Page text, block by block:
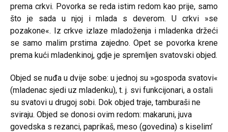
prema crkvi. Povorka se reda istim redom kao prije, samo
što je sada u njoj i mlada s deverom. U crkvi »se
pozakone«. Iz crkve izlaze mladoženja i mladenka držeći
se samo malim prstima zajedno. Opet se povorka krene
prema kući mladenkinoj, gdje je spremljen svatovski objed.
Objed se nuđa u dvije sobe: u jednoj su »gospoda svatovi«
(mladenac sjedi uz mladenku), t. j. svi funkcijonari, a ostali
su svatovi u drugoj sobi. Dok objed traje, tamburaši ne
sviraju. Objed se donosi ovim redom: makaruni, juva
govedska s rezanci, paprikaš, meso (govedina) s kiselim’